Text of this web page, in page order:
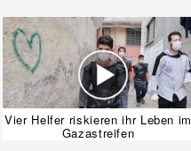
Vier Helfer riskieren ihr Leben im
Gazastreifen